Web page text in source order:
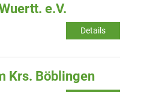
e.V.
Details
Krs. Böblingen